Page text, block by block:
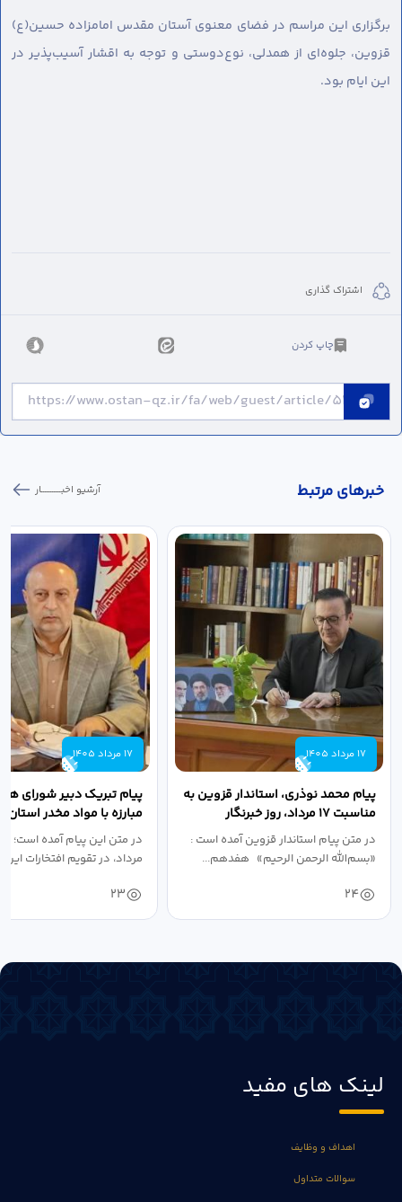
برگزاری این مراسم در فضای معنوی آستان مقدس امامزاده حسین(ع)
قزوین، جلوه‌ای از همدلی، نوع‌دوستی و توجه به اقشار آسیب‌پذیر در
این ایام بود.
اشتراک گذاری
چاپ کردن
خبر‌های مرتبط آرشیو اخبـــــــــــار
17 مرداد 1405
پیام محمد نوذری، استاندار قزوین به
مناسبت ۱۷ مرداد، روز خبرنگار
در متن پیام استاندار قزوین آمده است :
«بسم‌الله الرحمن الرحیم» هفدهم...
24
17 مرداد 1405
پیام تبریک دبیر شورای
مبارزه با مواد مخدر استان
مناسبت روز خبرنگار...
در متن این پیام آمده
مرداد، در تقویم افتخارات
23
لینک های مفید
اهداف و وظایف
سوالات متداول